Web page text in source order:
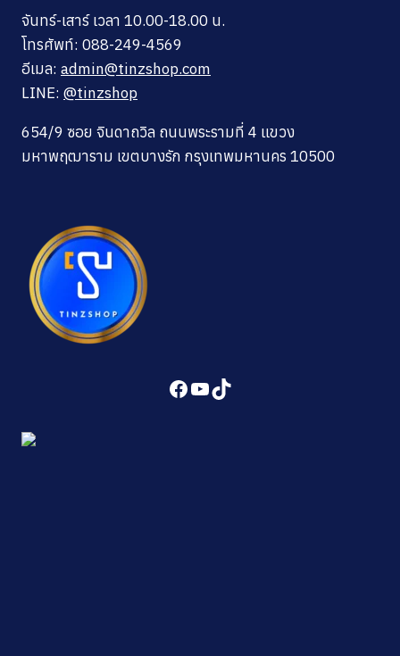
จันทร์-เสาร์ เวลา 10.00-18.00 น.
โทรศัพท์: 088-249-4569
อีเมล: admin@tinzshop.com
LINE: @tinzshop
654/9 ซอย จินดาถวิล ถนนพระรามที่ 4 แขวง
มหาพฤฒาราม เขตบางรัก กรุงเทพมหานคร 10500
Facebook
YouTube
TikTok